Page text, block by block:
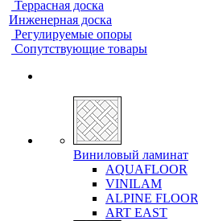
Террасная доска
Инженерная доска
Регулируемые опоры
Сопутствующие товары
Виниловый ламинат
AQUAFLOOR
VINILAM
ALPINE FLOOR
ART EAST